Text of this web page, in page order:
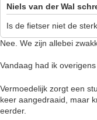
Niels van der Wal
Is de fietser niet de
Nee. We zijn allebei
Vandaag had ik
Vermoedelijk zorgt een
keer aangedraaid, maar
eerder.